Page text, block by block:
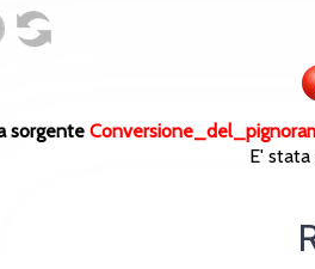
sorgente
E' stata